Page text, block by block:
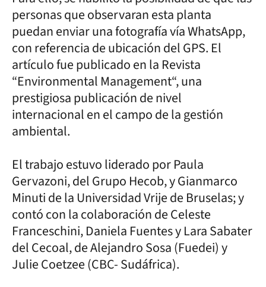
personas que observaran esta planta
puedan enviar una fotografía vía WhatsApp,
con referencia de ubicación del GPS. El
artículo fue publicado en la Revista
“Environmental Management“, una
prestigiosa publicación de nivel
internacional en el campo de la gestión
ambiental.
El trabajo estuvo liderado por Paula
Gervazoni, del Grupo Hecob, y Gianmarco
Minuti de la Universidad Vrije de Bruselas; y
contó con la colaboración de Celeste
Franceschini, Daniela Fuentes y Lara Sabater
del Cecoal, de Alejandro Sosa (Fuedei) y
Julie Coetzee (CBC- Sudáfrica).